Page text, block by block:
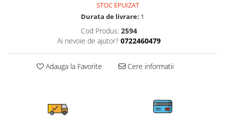
STOC EPUIZAT
Durata de livrare: 1
Cod Produs: 2594
Ai nevoie de ajutor? 0722460479
Adauga la Favorite Cere informatii